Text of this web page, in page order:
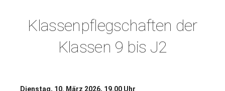
Klassenpflegschaften der
Klassen 9 bis J2
Dienstag, 10. März 2026, 19.00 Uhr